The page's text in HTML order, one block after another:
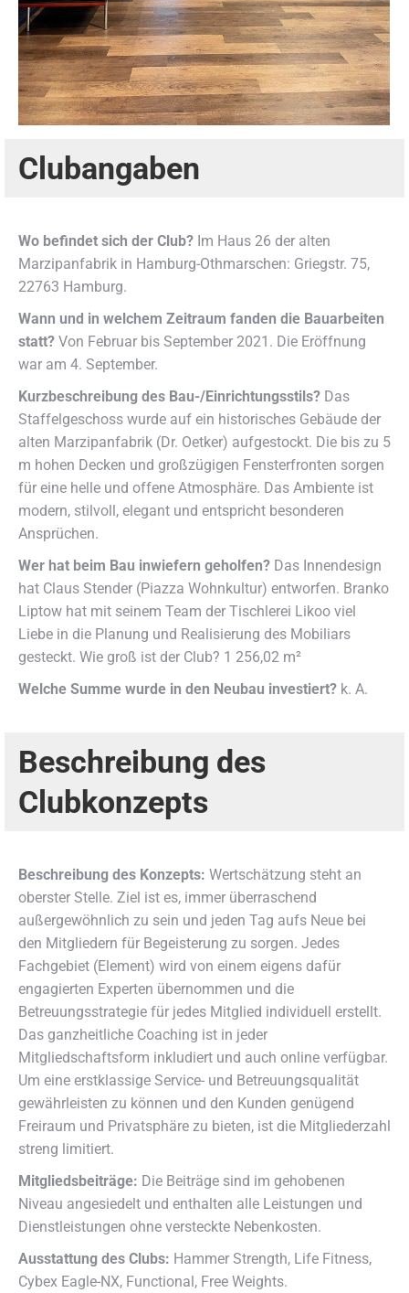
Clubangaben
Wo befindet sich der Club? Im Haus 26 der alten
Marzipanfabrik in Hamburg-Othmarschen: Griegstr. 75,
22763 Hamburg.
Wann und in welchem Zeitraum fanden die Bauarbeiten
statt? Von Februar bis September 2021. Die Eröffnung
war am 4. September.
Kurzbeschreibung des Bau-/Einrichtungsstils? Das
Staffelgeschoss wurde auf ein historisches Gebäude der
alten Marzipanfabrik (Dr. Oetker) aufgestockt. Die bis zu 5
m hohen Decken und großzügigen Fensterfronten sorgen
für eine helle und offene Atmosphäre. Das Ambiente ist
modern, stilvoll, elegant und entspricht besonderen
Ansprüchen.
Wer hat beim Bau inwiefern geholfen? Das Innendesign
hat Claus Stender (Piazza Wohnkultur) entworfen. Branko
Liptow hat mit seinem Team der Tischlerei Likoo viel
Liebe in die Planung und Realisierung des Mobiliars
gesteckt. Wie groß ist der Club? 1 256,02 m²
Welche Summe wurde in den Neubau investiert? k. A.
Beschreibung des
Clubkonzepts
Beschreibung des Konzepts: Wertschätzung steht an
oberster Stelle. Ziel ist es, immer überraschend
außergewöhnlich zu sein und jeden Tag aufs Neue bei
den Mitgliedern für Begeisterung zu sorgen. Jedes
Fachgebiet (Element) wird von einem eigens dafür
engagierten Experten übernommen und die
Betreuungsstrategie für jedes Mitglied individuell erstellt.
Das ganzheitliche Coaching ist in jeder
Mitgliedschaftsform inkludiert und auch online verfügbar.
Um eine erstklassige Service- und Betreuungsqualität
gewährleisten zu können und den Kunden genügend
Freiraum und Privatsphäre zu bieten, ist die Mitgliederzahl
streng limitiert.
Mitgliedsbeiträge: Die Beiträge sind im gehobenen
Niveau angesiedelt und enthalten alle Leistungen und
Dienstleistungen ohne versteckte Nebenkosten.
Ausstattung des Clubs: Hammer Strength, Life Fitness,
Cybex Eagle-NX, Functional, Free Weights.